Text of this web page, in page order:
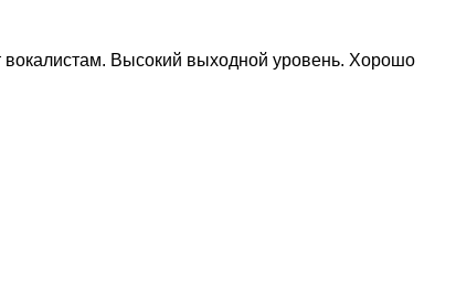
Высокий выходной уровень. Хорошо